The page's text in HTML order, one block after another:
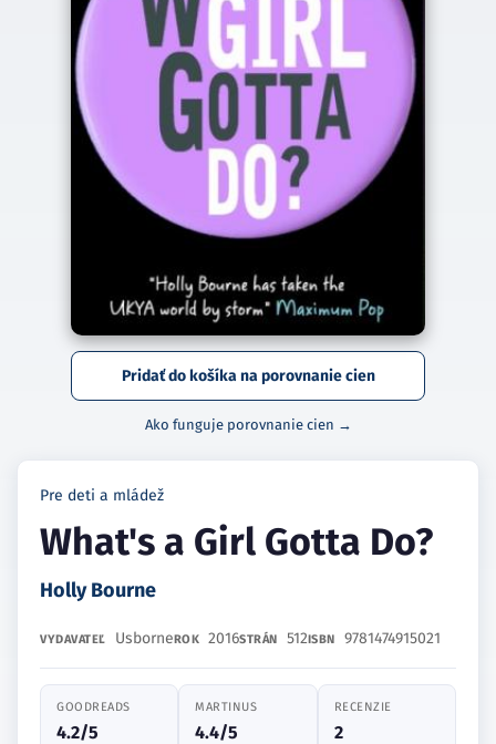
Pridať do košíka na porovnanie cien
Ako funguje porovnanie cien →
Pre deti a mládež
What's a Girl Gotta Do?
Holly Bourne
VYDAVATEĽ UsborneROK 2016STRÁN 512ISBN 9781474915021
GOODREADS
4.2/5
MARTINUS
4.4/5
RECENZIE
2